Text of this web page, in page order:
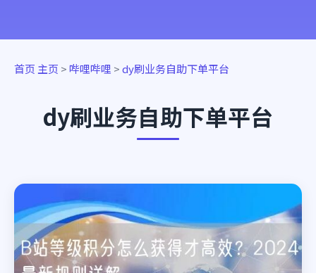
首页 主页 >哔哩哔哩 >dy刷业务自助下单平台
dy刷业务自助下单平台